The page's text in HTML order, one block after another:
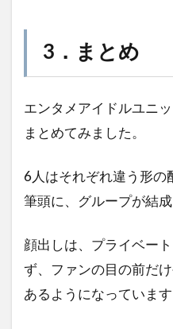
3 ．まとめ
エンタメアイドルユニ
まとめてみました。
6人はそれぞれ違う形の
筆頭に、グループが結成
顔出しは、プライベー
ず、ファンの目の前だ
あるようになっています